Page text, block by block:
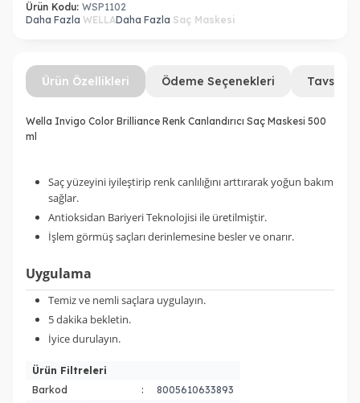
Ürün Kodu: WSP1102
Daha Fazla WELLADaha Fazla Saç Maskesi
Ürün Özellikleri Ödeme Seçenekleri Tavsiye
Wella Invigo Color Brilliance Renk Canlandırıcı Saç Maskesi 500
ml
Saç yüzeyini iyileştirip renk canlılığını arttırarak yoğun bakım
sağlar.
Antioksidan Bariyeri Teknolojisi ile üretilmiştir.
İşlem görmüş saçları derinlemesine besler ve onarır.
Uygulama
Temiz ve nemli saçlara uygulayın.
5 dakika bekletin.
İyice durulayın.
Ürün Filtreleri
Barkod
:
8005610633893